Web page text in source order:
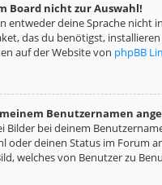
Board nicht zur Auswahl!
deine Sprache nicht
das du benötigst,
auf der Website von phpBB
Benutzernamen
Bilder bei deinem
oder deinen Status im Forum
welches von Benutzer zu